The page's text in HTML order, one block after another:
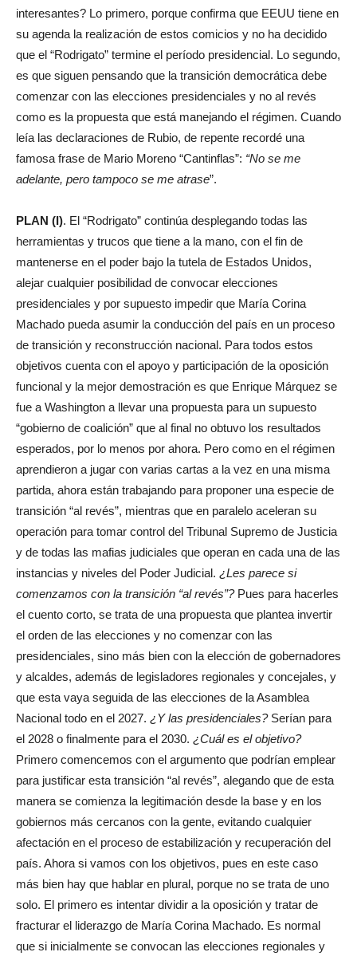
interesantes? Lo primero, porque confirma que EEUU tiene en
su agenda la realización de estos comicios y no ha decidido
que el “Rodrigato” termine el período presidencial. Lo segundo,
es que siguen pensando que la transición democrática debe
comenzar con las elecciones presidenciales y no al revés
como es la propuesta que está manejando el régimen. Cuando
leía las declaraciones de Rubio, de repente recordé una
famosa frase de Mario Moreno “Cantinflas”: “No se me
adelante, pero tampoco se me atrase”.
PLAN (I). El “Rodrigato” continúa desplegando todas las
herramientas y trucos que tiene a la mano, con el fin de
mantenerse en el poder bajo la tutela de Estados Unidos,
alejar cualquier posibilidad de convocar elecciones
presidenciales y por supuesto impedir que María Corina
Machado pueda asumir la conducción del país en un proceso
de transición y reconstrucción nacional. Para todos estos
objetivos cuenta con el apoyo y participación de la oposición
funcional y la mejor demostración es que Enrique Márquez se
fue a Washington a llevar una propuesta para un supuesto
“gobierno de coalición” que al final no obtuvo los resultados
esperados, por lo menos por ahora. Pero como en el régimen
aprendieron a jugar con varias cartas a la vez en una misma
partida, ahora están trabajando para proponer una especie de
transición “al revés”, mientras que en paralelo aceleran su
operación para tomar control del Tribunal Supremo de Justicia
y de todas las mafias judiciales que operan en cada una de las
instancias y niveles del Poder Judicial. ¿Les parece si
comenzamos con la transición “al revés”?Pues para hacerles
el cuento corto, se trata de una propuesta que plantea invertir
el orden de las elecciones y no comenzar con las
presidenciales, sino más bien con la elección de gobernadores
y alcaldes, además de legisladores regionales y concejales, y
que esta vaya seguida de las elecciones de la Asamblea
Nacional todo en el 2027. ¿Y las presidenciales?Serían para
el 2028 o finalmente para el 2030. ¿Cuál es el objetivo?
Primero comencemos con el argumento que podrían emplear
para justificar esta transición “al revés”, alegando que de esta
manera se comienza la legitimación desde la base y en los
gobiernos más cercanos con la gente, evitando cualquier
afectación en el proceso de estabilización y recuperación del
país. Ahora si vamos con los objetivos, pues en este caso
más bien hay que hablar en plural, porque no se trata de uno
solo. El primero es intentar dividir a la oposición y tratar de
fracturar el liderazgo de María Corina Machado. Es normal
que si inicialmente se convocan las elecciones regionales y